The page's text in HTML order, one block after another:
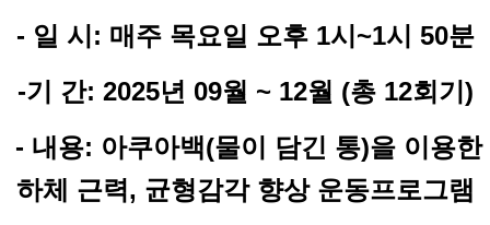
- 일 시: 매주 목요일 오후 1시~1시 50분
-기 간: 2025년 09월 ~ 12월 (총 12회기)
- 내용: 아쿠아백(물이 담긴 통)을 이용한
하체 근력, 균형감각 향상 운동프로그램